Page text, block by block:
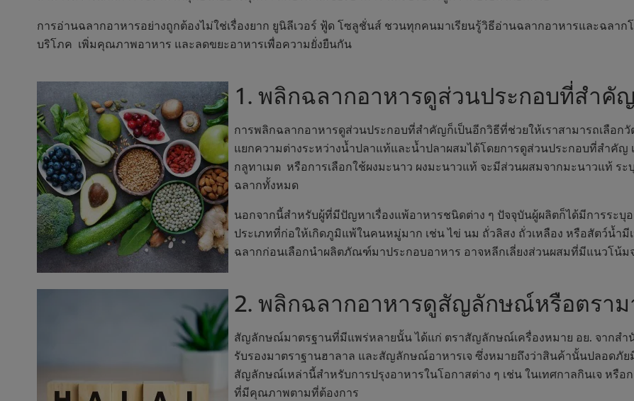
การอ่านฉลากอาหารอย่างถูกต้องไม่ใช่เรื่องยาก ยูนิลีเวอร์ ฟู้ด โซลูชั่นส์ ชวนทุกคนมาเรียนรู้วิธีอ่านฉลากอาหารและฉลาก
บริโภค เพิ่มคุณภาพอาหาร และลดขยะอาหารเพื่อความยั่งยืนกัน
1. พลิกฉลากอาหารดูส่วนประกอบที่สำ
การพลิกฉลากอาหารดูส่วนประกอบที่สำคัญก็เป็นอีกวิธีที่ช่วยให้เราสามารถเลือก
แยกความต่างระหว่างน้ำปลาแท้และน้ำปลาผสมได้โดยการดูส่วนประกอบที่สำคั
กลูทาเมต หรือการเลือกใช้ผงมะนาว ผงมะนาวแท้ จะมีส่วนผสมจากมะนาวแท้
ฉลากทั้งหมด
นอกจากนี้สำหรับผู้ที่มีปัญหาเรื่องแพ้อาหารชนิดต่าง ๆ ปัจจุบันผู้ผลิตก็ได้มีการระ
ประเภทที่ก่อให้เกิดภูมิแพ้ในคนหมู่มาก เช่น ไข่ นม ถั่วลิสง ถั่วเหลือง หรือสัตว์น้ำมี
ฉลากก่อนเลือกนำผลิตภัณฑ์มาประกอบอาหาร อาจหลีกเลี่ยงส่วนผสมที่มีแนวโน้ม
2. พลิกฉลากอาหารดูสัญลักษณ์หรือตราม
สัญลักษณ์มาตรฐานที่มีแพร่หลายนั้น ได้แก่ ตราสัญลักษณ์เครื่องหมาย อย. จากส
รับรองมาตราฐานฮาลาล และสัญลักษณ์อาหารเจ ซึ่งหมายถึงว่าสินค้านั้นปลอดภั
สัญลักษณ์เหล่านี้สำหรับการปรุงอาหารในโอกาสต่าง ๆ เช่น ในเทศกาลกินเจ หรือ
ที่มีคุณภาพตามที่ต้องการ